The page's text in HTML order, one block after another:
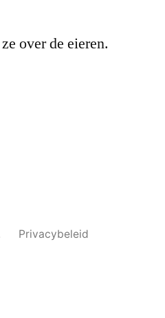
over de eieren.
Privacybeleid